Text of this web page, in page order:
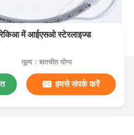
में आईएसओ स्टेरलाइज्ड
मूल्य：बातचीत योग्य
हमसे संपर्क करें